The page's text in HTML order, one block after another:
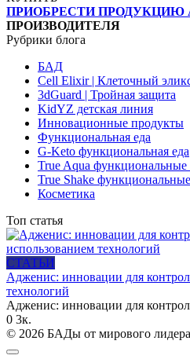
ПРИОБРЕСТИ ПРОДУКЦИЮ
ПРОИЗВОДИТЕЛЯ
Рубрики блога
БАД
Cell Elixir | Клеточный
3dGuard | Тройная защита
KidYZ детская линия
Инновационные продукты
Функциональная еда
G-Keto функциональная еда
True Aqua функциональные
True Shake
Косметика
Топ статья
СТАТЬИ
Адженис: инновации для
технологий
Адженис: инновации для
0 3к.
© 2026 БАДы от мирового